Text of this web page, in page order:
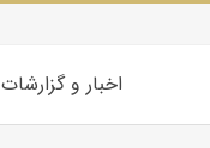
اخبار و گزارشات